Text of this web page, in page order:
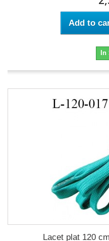
Add to
Lacet plat 120